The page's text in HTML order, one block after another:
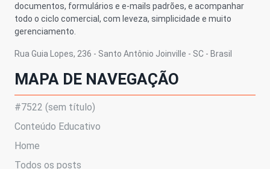
documentos, formulários e e-mails padrões, e acompanhar
todo o ciclo comercial, com leveza, simplicidade e muito
gerenciamento.
Rua Guia Lopes, 236 - Santo Antônio Joinville - SC - Brasil
MAPA DE NAVEGAÇÃO
#7522 (sem título)
Conteúdo Educativo
Home
Todos os posts